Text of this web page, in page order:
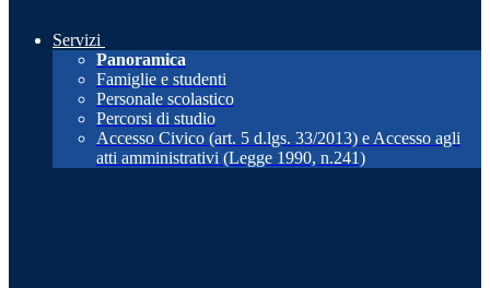
Servizi
Panoramica
Famiglie e studenti
Personale scolastico
Percorsi di studio
Accesso Civico (art. 5 d.lgs. 33/2013) e Accesso agli
atti amministrativi (Legge 1990, n.241)